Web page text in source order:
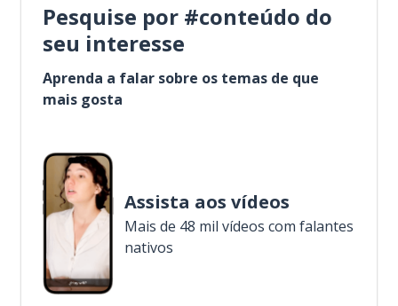
Pesquise por #conteúdo do
seu interesse
Aprenda a falar sobre os temas de que
mais gosta
Assista aos vídeos
Mais de 48 mil vídeos com falantes
nativos